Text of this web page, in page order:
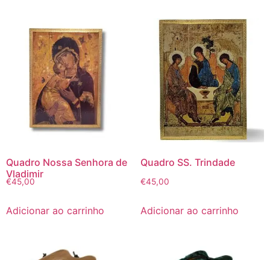
Quadro Nossa Senhora de
Vladimir
€45,00
Adicionar ao carrinho
Quadro SS. Trindade
€45,00
Adicionar ao carrinho